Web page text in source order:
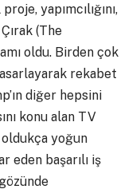
yapımcılığını,
(The
oldu. Birden çok
rekabet
diğer hepsini
konu alan TV
oldukça yoğun
eden başarılı iş
gözünde